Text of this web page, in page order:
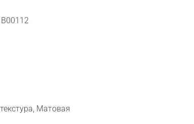
Матовая